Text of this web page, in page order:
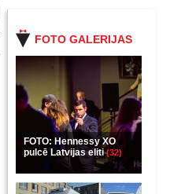
FOTO GALERIJAS
FOTO: Hennessy XO
pulcē Latvijas eliti(32)